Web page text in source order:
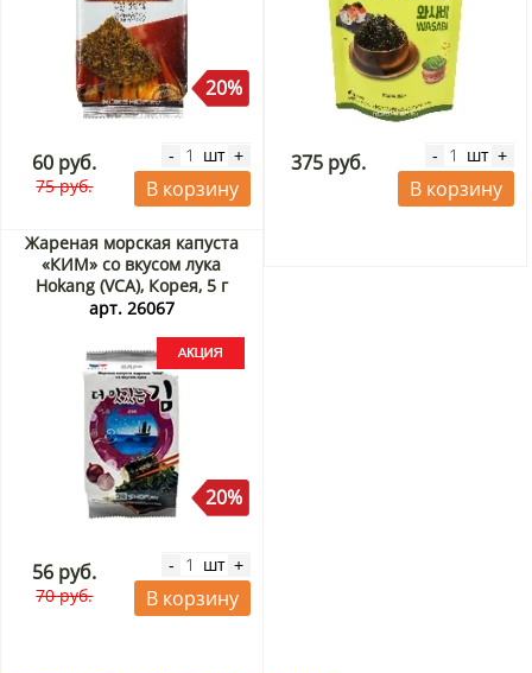
20%
60 руб.
75 руб.
- шт +
В корзину
375 руб. - шт +
В корзину
Жареная морская капуста
«КИМ» со вкусом лука
Hokang (VCA), Корея, 5 г
Акция
арт. 26067
20%
56 руб.
70 руб.
- шт +
В корзину